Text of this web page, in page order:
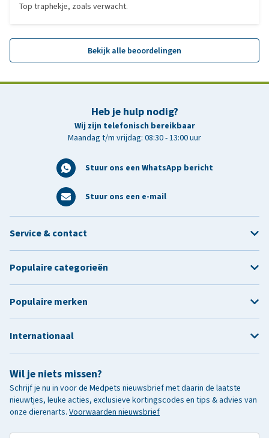
Top traphekje, zoals verwacht.
Bekijk alle beoordelingen
Heb je hulp nodig?
Wij zijn telefonisch bereikbaar
Maandag t/m vrijdag: 08:30 - 13:00 uur
Stuur ons een WhatsApp bericht
Stuur ons een e-mail
Wil je niets missen?
Schrijf je nu in voor de Medpets nieuwsbrief met daarin de laatste
nieuwtjes, leuke acties, exclusieve kortingscodes en tips & advies van
onze dierenarts. Voorwaarden nieuwsbrief
Service & contact
Populaire categorieën
Populaire merken
Internationaal